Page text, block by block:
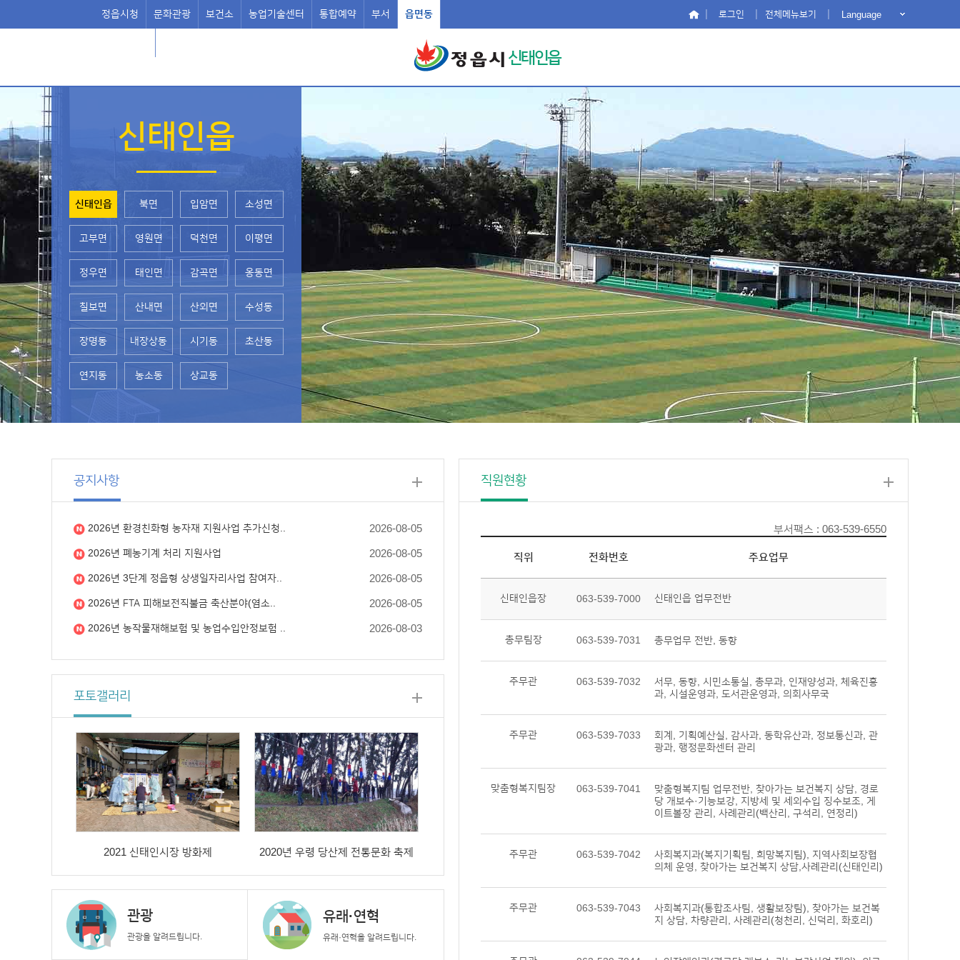
신태인읍
정읍시청 문화관광 보건소 농업기술센터 통합예약 부서 읍면동 로그인 전체메뉴보기 Language
신태인읍
신태인읍 북면 입암면 소성면
고부면 영원면 덕천면 이평면
정우면 태인면 감곡면 옹동면
칠보면 산내면 산외면 수성동
장명동 내장상동 시기동 초산동
연지동 농소동 상교동
공지사항
2026년 환경친화형 농자재 지원사업 추가신청.. 2026-08-05
2026년 폐농기계 처리 지원사업 2026-08-05
2026년 3단계 정읍형 상생일자리사업 참여자.. 2026-08-05
2026년 FTA 피해보전직불금 축산분야(염소.. 2026-08-05
2026년 농작물재해보험 및 농업수입안정보험 .. 2026-08-03
포토갤러리
2021 신태인시장 방화제 2020년 우령 당산제 전통문화 축제
관광
관광을 알려드립니다.
유래·연혁
유래·연혁을 알려드립니다.
직원현황
부서팩스 : 063-539-6550
직위 전화번호 주요업무
신태인읍장 063-539-7000 신태인읍 업무전반
총무팀장 063-539-7031 총무업무 전반, 동향
주무관 063-539-7032
서무, 동향, 시민소통실, 총무과, 인재양성과, 체육진흥
과, 시설운영과, 도서관운영과, 의회사무국
주무관 063-539-7033
회계, 기획예산실, 감사과, 동학유산과, 정보통신과, 관
광과, 행정문화센터 관리
맞춤형복지팀장 063-539-7041
맞춤형복지팀 업무전반, 찾아가는 보건복지 상담, 경로
당 개보수·기능보강, 지방세 및 세외수입 징수보조, 게
이트볼장 관리, 사례관리(백산리, 구석리, 연정리)
주무관 063-539-7042
사회복지과(복지기획팀, 희망복지팀), 지역사회보장협
의체 운영, 찾아가는 보건복지 상담,사례관리(신태인리)
주무관 063-539-7043
사회복지과(통합조사팀, 생활보장팀), 찾아가는 보건복
지 상담, 차량관리, 사례관리(청천리, 신덕리, 화호리)